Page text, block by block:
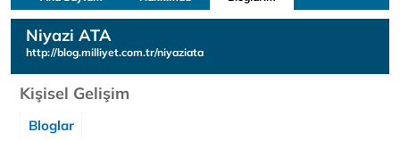
Niyazi ATA
http://blog.milliyet.com.tr/niyaziata
Kişisel Gelişim
Bloglar